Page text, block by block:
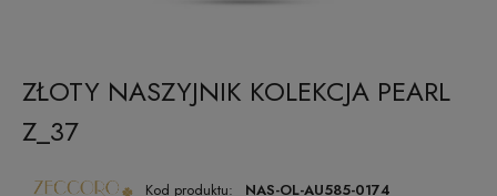
ZŁOTY NASZYJNIK KOLEKCJA PEARL
Z_37
Kod produktu: NAS-OL-AU585-0174